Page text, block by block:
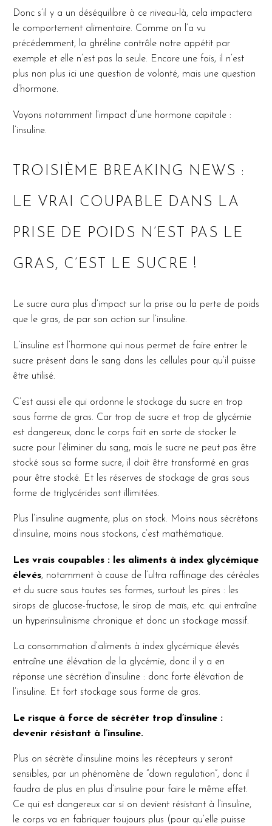
Donc s’il y a un déséquilibre à ce niveau-là, cela impactera
le comportement alimentaire. Comme on l’a vu
précédemment, la ghréline contrôle notre appétit par
exemple et elle n’est pas la seule. Encore une fois, il n’est
plus non plus ici une question de volonté, mais une question
d’hormone.
Voyons notamment l’impact d’une hormone capitale :
l’insuline.
TROISIÈME BREAKING NEWS :
LE VRAI COUPABLE DANS LA
PRISE DE POIDS N’EST PAS LE
GRAS, C’EST LE SUCRE !
Le sucre aura plus d’impact sur la prise ou la perte de poids
que le gras, de par son action sur l’insuline.
L’insuline est l’hormone qui nous permet de faire entrer le
sucre présent dans le sang dans les cellules pour qu’il puisse
être utilisé.
C’est aussi elle qui ordonne le stockage du sucre en trop
sous forme de gras. Car trop de sucre et trop de glycémie
est dangereux, donc le corps fait en sorte de stocker le
sucre pour l’éliminer du sang, mais le sucre ne peut pas être
stocké sous sa forme sucre, il doit être transformé en gras
pour être stocké. Et les réserves de stockage de gras sous
forme de triglycérides sont illimitées.
Plus l’insuline augmente, plus on stock. Moins nous sécrétons
d’insuline, moins nous stockons, c’est mathématique.
Les vrais coupables : les aliments à index glycémique
élevés, notamment à cause de l’ultra raffinage des céréales
et du sucre sous toutes ses formes, surtout les pires : les
sirops de glucose-fructose, le sirop de maïs, etc. qui entraîne
un hyperinsulinisme chronique et donc un stockage massif.
La consommation d’aliments à index glycémique élevés
entraîne une élévation de la glycémie, donc il y a en
réponse une sécrétion d’insuline : donc forte élévation de
l’insuline. Et fort stockage sous forme de gras.
Le risque à force de sécréter trop d’insuline :
devenir résistant à l’insuline.
Plus on sécrète d’insuline moins les récepteurs y seront
sensibles, par un phénomène de “down regulation”, donc il
faudra de plus en plus d’insuline pour faire le même effet.
Ce qui est dangereux car si on devient résistant à l’insuline,
le corps va en fabriquer toujours plus (pour qu’elle puisse